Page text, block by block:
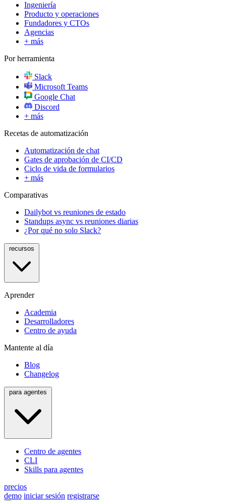
Ingeniería
Producto y operaciones
Fundadores y CTOs
Agencias
+ más
Por herramienta
Slack
Microsoft Teams
Google Chat
Discord
+ más
Recetas de automatización
Automatización de chat
Gates de aprobación de CI/CD
Ciclo de vida de formularios
+ más
Comparativas
Dailybot vs reuniones de estado
Standups async vs reuniones diarias
¿Por qué no solo Slack?
Aprender
Academia
Desarrolladores
Centro de ayuda
Mantente al día
Blog
Changelog
Centro de agentes
CLI
Skills para agentes
precios
demo iniciar sesión registrarse